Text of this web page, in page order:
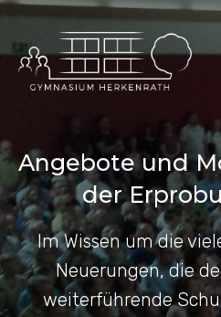
Angebote und
der
Im Wissen um die
Neuerungen, die
weiterführende